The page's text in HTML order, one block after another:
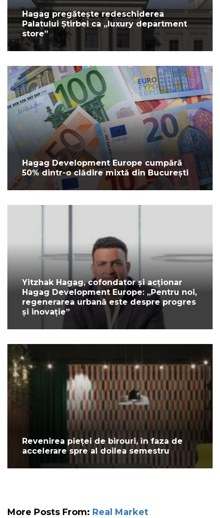
Hagag pregătește redeschiderea
Palatului Știrbei ca „luxury department
store”
Hagag Development Europe cumpără
50% dintr-o clădire mixtă din București
Yitzhak Hagag, cofondator și acționar
Hagag Development Europe: „Pentru noi,
regenerarea urbană este despre progres
și inovație”
Revenirea pieței de birouri, în faza de
accelerare spre al doilea semestru
More Posts From: Real Market